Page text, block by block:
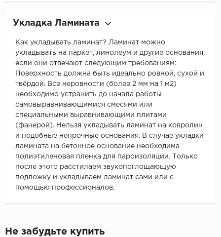
Укладка Ламината
Как укладывать ламинат? Ламинат можно
укладывать на паркет, линолеум и другие основания,
если они отвечают следующим требованиям:
Поверхность должна быть идеально ровной, сухой и
твёрдой. Все неровности (более 2 мм на 1 м2)
необходимо устранить до начала работы
самовыравнивающимися смесями или
специальными выравнивающими плитами
(фанерой). Нельзя укладывать ламинат на ковролин
и подобные непрочные основания. В случае укладки
ламината на бетонное основание необходима
полиэтиленовая пленка для пароизоляции. Только
после этого расстилаем звукопоглощающую
подложку и укладываем ламинат сами или с
помощью профессионалов.
Не забудьте купить